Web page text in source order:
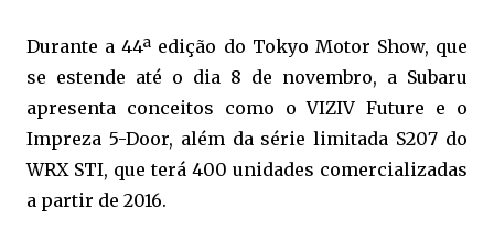
Durante a 44ª edição do Tokyo Motor Show, que
se estende até o dia 8 de novembro, a Subaru
apresenta conceitos como o VIZIV Future e o
Impreza 5-Door, além da série limitada S207 do
WRX STI, que terá 400 unidades comercializadas
a partir de 2016.